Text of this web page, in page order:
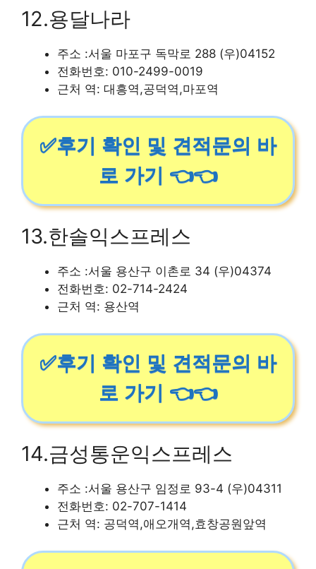
12.용달나라
주소 :서울 마포구 독막로 288 (우)04152
전화번호: 010-2499-0019
근처 역: 대흥역,공덕역,마포역
✅후기 확인 및 견적문의 바
로 가기 👈👈
13.한솔익스프레스
주소 :서울 용산구 이촌로 34 (우)04374
전화번호: 02-714-2424
근처 역: 용산역
✅후기 확인 및 견적문의 바
로 가기 👈👈
14.금성통운익스프레스
주소 :서울 용산구 임정로 93-4 (우)04311
전화번호: 02-707-1414
근처 역: 공덕역,애오개역,효창공원앞역